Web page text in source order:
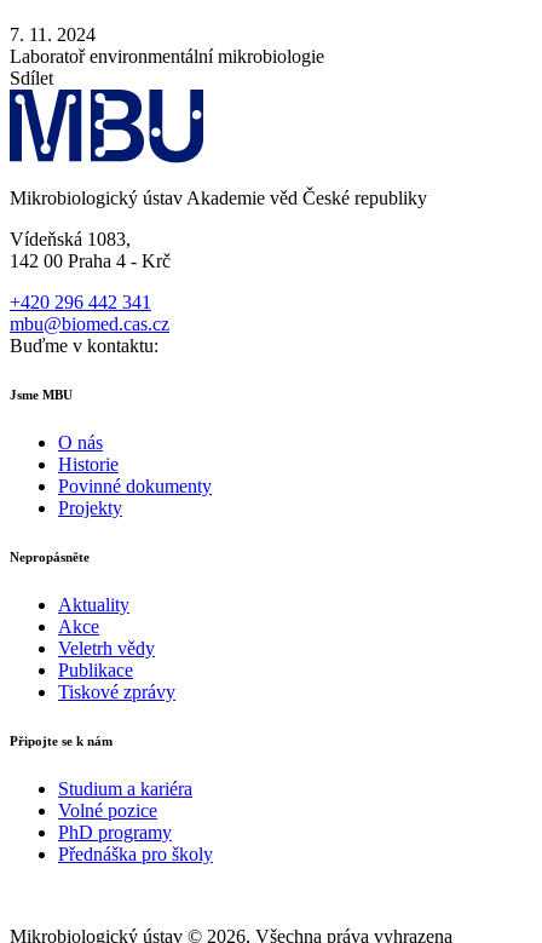
7. 11. 2024
Laboratoř environmentální mikrobiologie
Sdílet
Mikrobiologický ústav Akademie věd České republiky
Vídeňská 1083,
142 00 Praha 4 - Krč
+420 296 442 341
mbu@biomed.cas.cz
Buďme v kontaktu:
Jsme MBU
O nás
Historie
Povinné dokumenty
Projekty
Nepropásněte
Aktuality
Akce
Veletrh vědy
Publikace
Tiskové zprávy
Připojte se k nám
Studium a kariéra
Volné pozice
PhD programy
Přednáška pro školy
Mikrobiologický ústav © 2026, Všechna práva vyhrazena